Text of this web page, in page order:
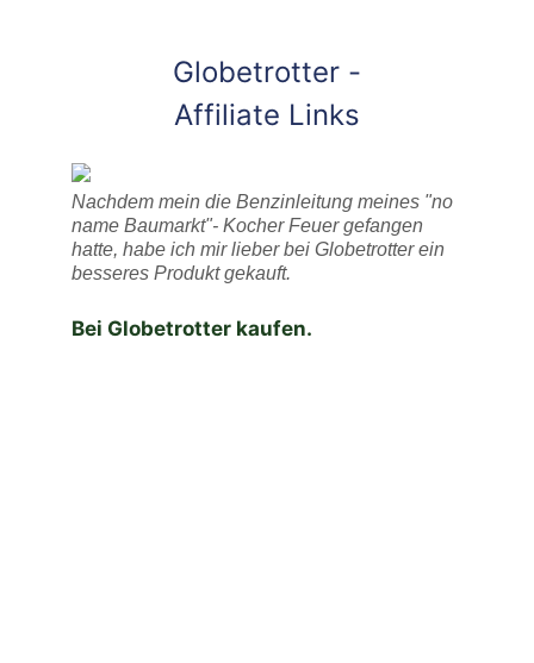
Globetrotter -
Affiliate Links
Nachdem mein die Benzinleitung meines "no
name Baumarkt"- Kocher Feuer gefangen
hatte, habe ich mir lieber bei Globetrotter ein
besseres Produkt gekauft.
Bei Globetrotter kaufen.